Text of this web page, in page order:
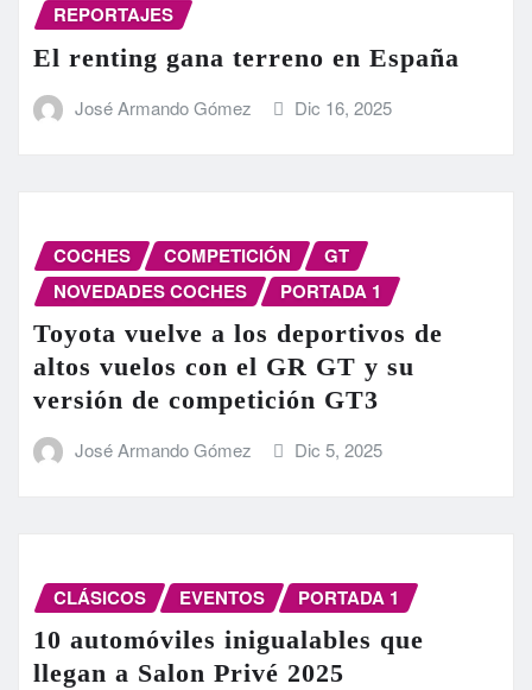
REPORTAJES
El renting gana terreno en España
José Armando Gómez Dic 16, 2025
COCHES COMPETICIÓN
GT
NOVEDADES COCHES
PORTADA 1
Toyota vuelve a los deportivos de
altos vuelos con el GR GT y su
versión de competición GT3
José Armando Gómez Dic 5, 2025
CLÁSICOS EVENTOS PORTADA 1
10 automóviles inigualables que
llegan a Salon Privé 2025